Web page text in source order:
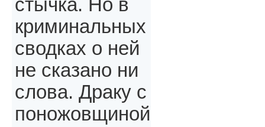
стычка. Но в
криминальных
сводках о ней
не сказано ни
слова. Драку с
поножовщиной,